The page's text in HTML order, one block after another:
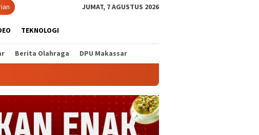
JUMAT, 7 AGUSTUS 2026
TEKNOLOGI
Berita Olahraga DPU Makassar